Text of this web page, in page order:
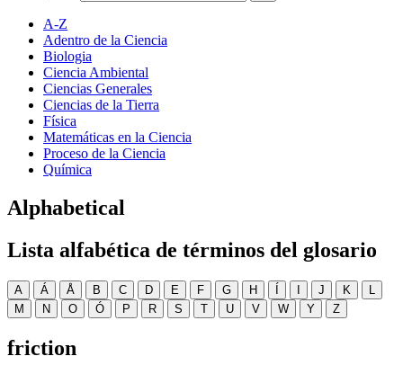
A-Z
Adentro de la Ciencia
Biologia
Ciencia Ambiental
Ciencias Generales
Ciencias de la Tierra
Física
Matemáticas en la Ciencia
Proceso de la Ciencia
Química
Alphabetical
Lista alfabética de términos del glosario
A Á Å B C D E F G H Í I J K
L
M
N O Ó P R S T U V W Y Z
friction